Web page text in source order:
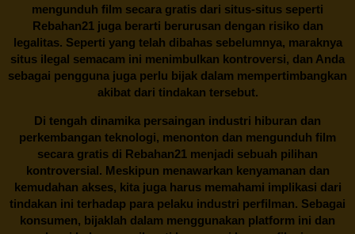
mengunduh film secara gratis dari situs-situs seperti
Rebahan21 juga berarti berurusan dengan risiko dan
legalitas. Seperti yang telah dibahas sebelumnya, maraknya
situs ilegal semacam ini menimbulkan kontroversi, dan Anda
sebagai pengguna juga perlu bijak dalam mempertimbangkan
akibat dari tindakan tersebut.
Di tengah dinamika persaingan industri hiburan dan
perkembangan teknologi, menonton dan mengunduh film
secara gratis di Rebahan21 menjadi sebuah pilihan
kontroversial. Meskipun menawarkan kenyamanan dan
kemudahan akses, kita juga harus memahami implikasi dari
tindakan ini terhadap para pelaku industri perfilman. Sebagai
konsumen, bijaklah dalam menggunakan platform ini dan